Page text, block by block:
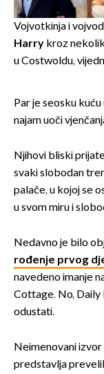
Vojvotkinja i
Harry kroz
u Costwoldu,
Par je seosku
najam uoči
Njihovi bliski
svaki slobodan
palače, u kojoj se
u svom miru i
Nedavno je bilo
rođenje prvog
navedeno imanje
Cottage. No,
odustati.
Neimenovani
predstavlja